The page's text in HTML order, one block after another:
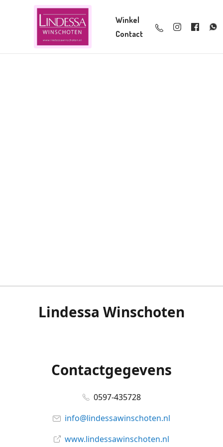
Winkel
Contact
Lindessa Winschoten
Contactgegevens
0597-435728
info@lindessawinschoten.nl
www.lindessawinschoten.nl